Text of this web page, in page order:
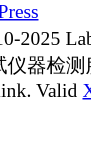
2025
仪器检
Valid